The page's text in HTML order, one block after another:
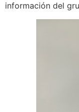
información del